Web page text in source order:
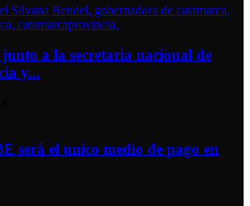
a la secretaria nacional de
y...
será el unico medio de pago en